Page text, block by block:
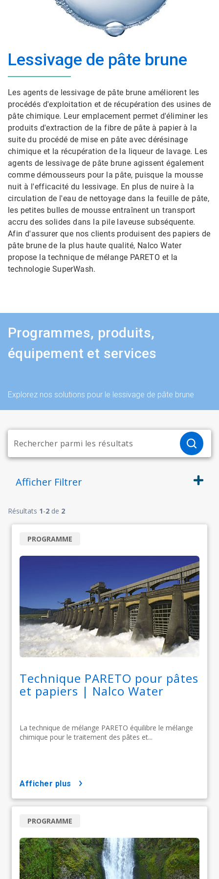
Lessivage de pâte brune
Les agents de lessivage de pâte brune améliorent les
procédés d'exploitation et de récupération des usines de
pâte chimique. Leur emplacement permet d'éliminer les
produits d'extraction de la fibre de pâte à papier à la
suite du procédé de mise en pâte avec dérésinage
chimique et la récupération de la liqueur de lavage. Les
agents de lessivage de pâte brune agissent également
comme démousseurs pour la pâte, puisque la mousse
nuit à l'efficacité du lessivage. En plus de nuire à la
circulation de l'eau de nettoyage dans la feuille de pâte,
les petites bulles de mousse entraînent un transport
accru des solides dans la pile laveuse subséquente.
Afin d'assurer que nos clients produisent des papiers de
pâte brune de la plus haute qualité, Nalco Water
propose la technique de mélange PARETO et la
technologie SuperWash.
Programmes, produits,
équipement et services
Explorez nos solutions pour le lessivage de pâte brune
Afficher Filtrer
Résultats 1-2 de 2
Technique PARETO pour pâtes
et papiers | Nalco Water
La technique de mélange PARETO équilibre le mélange
chimique pour le traitement des pâtes et...
PROGRAMME
afficher plus
PROGRAMME